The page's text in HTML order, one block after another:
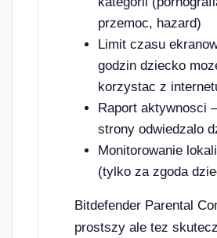
przemoc, hazard)
Limit czasu
godzin dziecko
korzystac z
Raport aktywnosci
strony odwiedzalo
Monitorowanie
(tylko za zgoda
Bitdefender Parental
prostszy ale tez